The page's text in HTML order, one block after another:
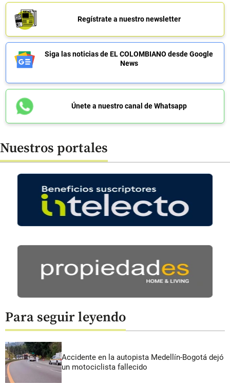
Regístrate a nuestro newsletter
Siga las noticias de EL COLOMBIANO desde Google
News
Únete a nuestro canal de Whatsapp
Nuestros portales
Para seguir leyendo
Accidente en la autopista Medellín-Bogotá dejó
un motociclista fallecido